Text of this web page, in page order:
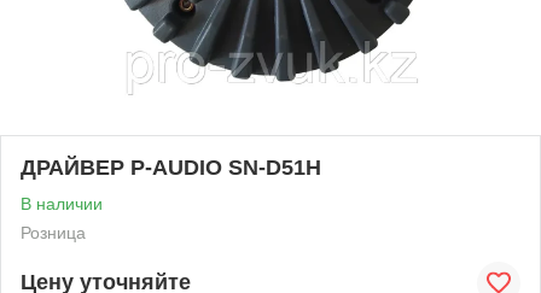
ДРАЙВЕР Р-АUDIO SN-D51H
В наличии
Розница
Цену уточняйте